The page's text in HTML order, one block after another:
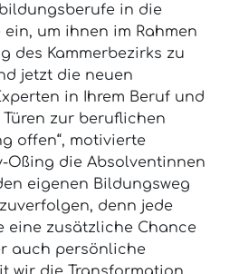
in die
um ihnen im Rahmen
des Kammerbezirks zu
jetzt die neuen
in Ihrem Beruf und
zur beruflichen
offen“, motivierte
Oßing die Absolventinnen
eigenen Bildungsweg
denn jede
eine zusätzliche Chance
auch persönliche